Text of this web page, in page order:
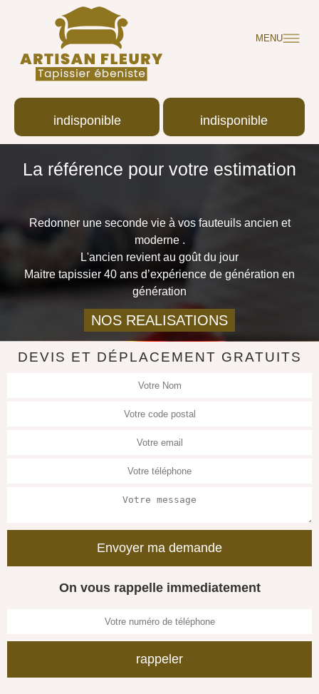
MENU
indisponible indisponible
La référence pour votre estimation
Redonner une seconde vie à vos fauteuils ancien et
moderne .
L'ancien revient au goût du jour
Maitre tapissier 40 ans d’expérience de génération en
génération
NOS REALISATIONS
DEVIS ET DÉPLACEMENT GRATUITS
On vous rappelle immediatement